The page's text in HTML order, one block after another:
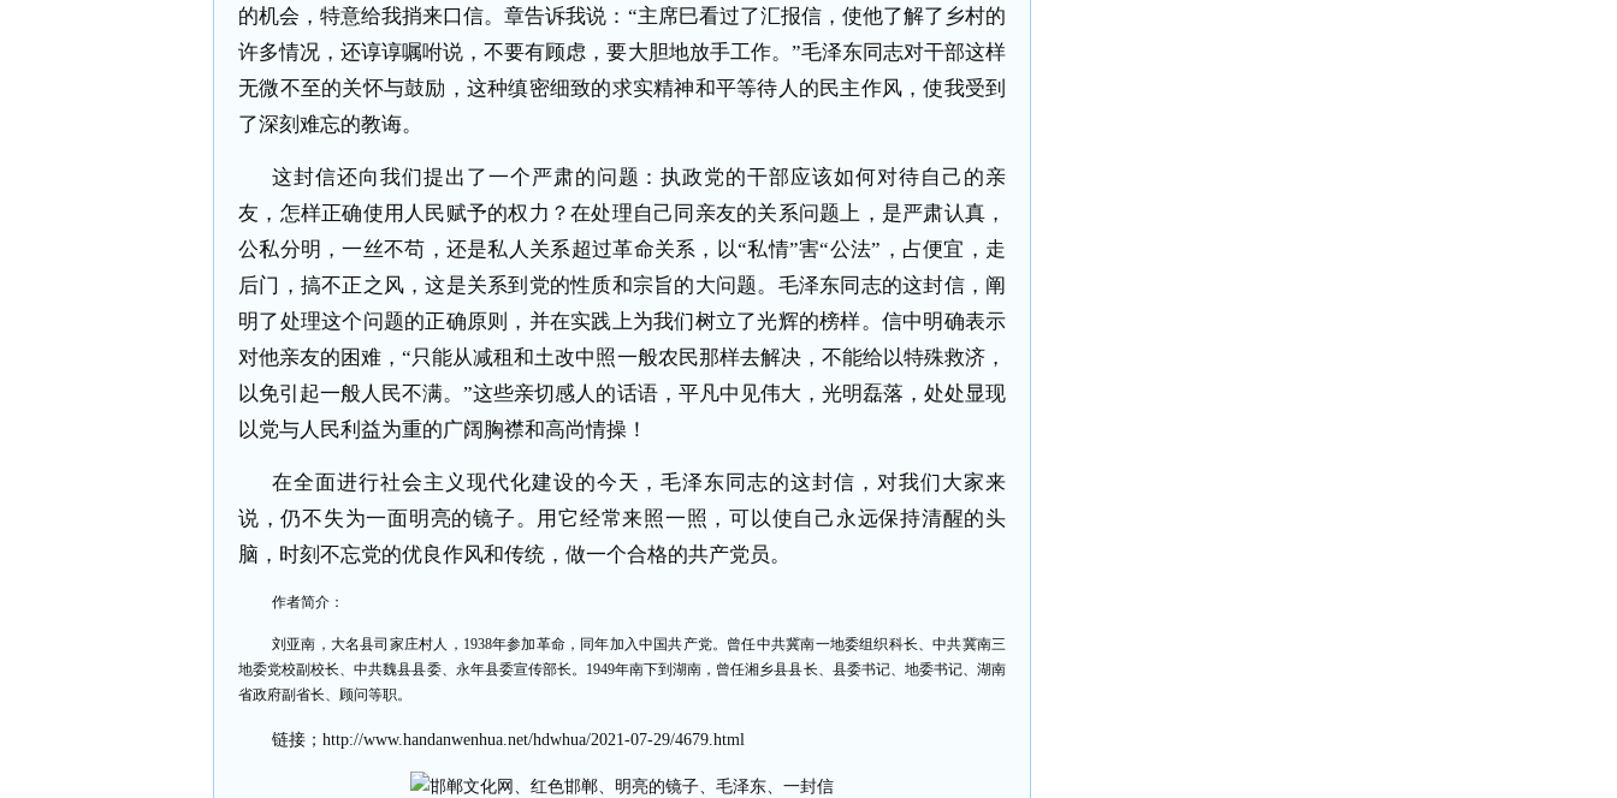
的机会，特意给我捎来口信。章告诉我说：“主席巳看过了汇报信，使他了解了乡村的
许多情况，还谆谆嘱咐说，不要有顾虑，要大胆地放手工作。”毛泽东同志对干部这样
无微不至的关怀与鼓励，这种缜密细致的求实精神和平等待人的民主作风，使我受到
了深刻难忘的教诲。
这封信还向我们提出了一个严肃的问题：执政党的干部应该如何对待自己的亲
友，怎样正确使用人民赋予的权力？在处理自己同亲友的关系问题上，是严肃认真，
公私分明，一丝不苟，还是私人关系超过革命关系，以“私情”害“公法”，占便宜，走
后门，搞不正之风，这是关系到党的性质和宗旨的大问题。毛泽东同志的这封信，阐
明了处理这个问题的正确原则，并在实践上为我们树立了光辉的榜样。信中明确表示
对他亲友的困难，“只能从减租和土改中照一般农民那样去解决，不能给以特殊救济，
以免引起一般人民不满。”这些亲切感人的话语，平凡中见伟大，光明磊落，处处显现
以党与人民利益为重的广阔胸襟和高尚情操！
在全面进行社会主义现代化建设的今天，毛泽东同志的这封信，对我们大家来
说，仍不失为一面明亮的镜子。用它经常来照一照，可以使自己永远保持清醒的头
脑，时刻不忘党的优良作风和传统，做一个合格的共产党员。
作者简介：
刘亚南，大名县司家庄村人， 1938年参加革命，同年加入中国共产党。曾任中共冀南一地委组织科长、中共冀南三
地委党校副校长、中共魏县县委、永年县委宣传部长。 1949年南下到湖南，曾任湘乡县县长、县委书记、地委书记、湖南
省政府副省长、顾问等职。
链接； http://www.handanwenhua.net/hdwhua/2021-07-29/4679.html